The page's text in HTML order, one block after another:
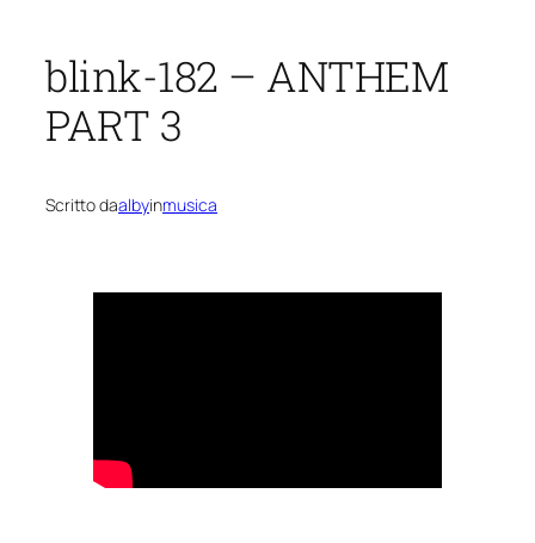
blink-182 – ANTHEM
PART 3
Scritto daalbyinmusica